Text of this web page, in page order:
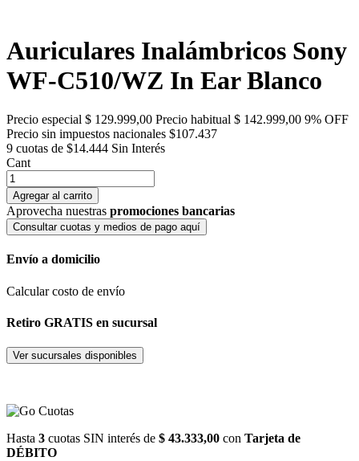
Auriculares Inalámbricos Sony
WF-C510/WZ In Ear Blanco
Precio especial $ 129.999,00 Precio habitual $ 142.999,00 9% OFF
Precio sin impuestos nacionales $107.437
9 cuotas de $14.444 Sin Interés
Cant
Agregar al carrito
Aprovecha nuestras promociones bancarias
Consultar cuotas y medios de pago aquí
Envío a domicilio
Calcular costo de envío
Retiro GRATIS en sucursal
Ver sucursales disponibles
Hasta 3 cuotas SIN interés de $ 43.333,00 con Tarjeta de
DÉBITO